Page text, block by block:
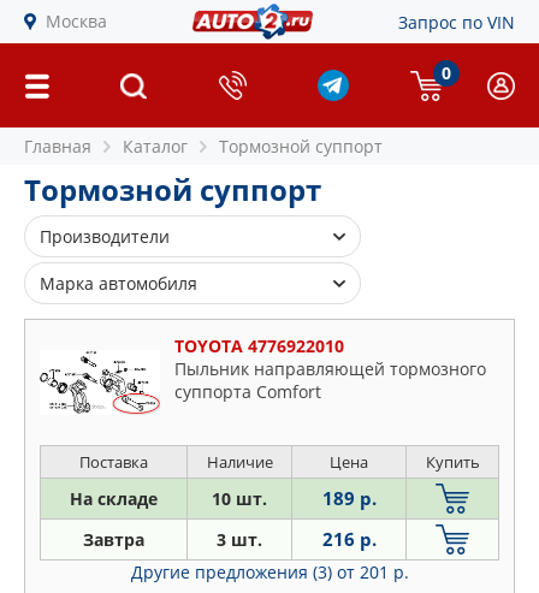
Москва Запрос по VIN
0
Главная Каталог Тормозной суппорт
Тормозной суппорт
Производители
ADVICS
AMD
ATE
AUTOFREN S
BLITZ
BMW
BOSCH
BREMBO
Марка автомобиля
Alfa Romeo
BMW
Chrysler
Citroen
Daewoo
Dodge
TOYOTA 4776922010
Пыльник направляющей тормозного
суппорта Comfort
Поставка Наличие Цена Купить
На складе 10 шт. 189 р.
Завтра 3 шт. 216 р.
Другие предложения (3) от 201 р.